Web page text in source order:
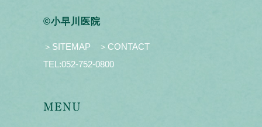
©小早川医院
＞SITEMAP
＞CONTACT
TEL:052-752-0800
MENU